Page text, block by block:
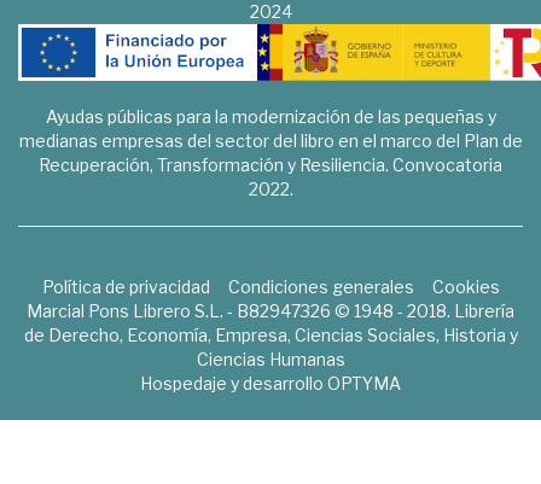
2024
Ayudas públicas para la modernización de las pequeñas y
medianas empresas del sector del libro en el marco del Plan de
Recuperación, Transformación y Resiliencia. Convocatoria
2022.
Política de privacidad Condiciones generales
Cookies
Marcial Pons Librero S.L. - B82947326 © 1948 - 2018. Librería
de Derecho, Economía, Empresa, Ciencias Sociales, Historia y
Ciencias Humanas
Hospedaje y desarrollo OPTYMA